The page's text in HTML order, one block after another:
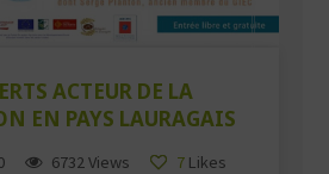
ACTEUR DE LA
EN PAYS LAURAGAIS
6732 Views 7 Likes